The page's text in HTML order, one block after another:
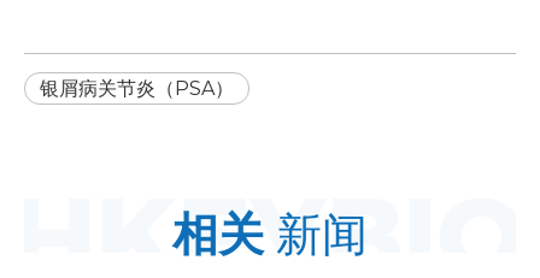
银屑病关节炎（PSA）
相关 新闻